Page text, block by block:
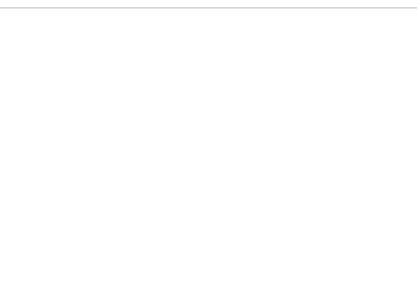
分在於人物要素的動態，而非突如其來的外在因
能充實電影內容的品質與拓展深度。
。
人走過不斷探究、創新、失敗、調整的辛苦歷
拆解並歸納出劇本結構的原則，讀者只要了解創
的好故事不遠了！